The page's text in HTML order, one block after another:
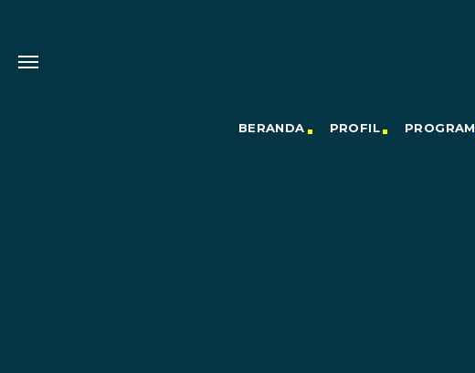
BERANDA PROFIL PROGRAM